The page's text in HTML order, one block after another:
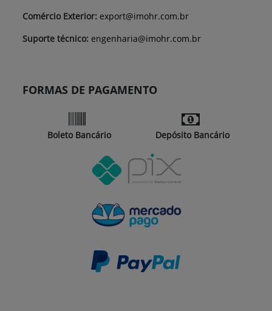
Comércio Exterior: export@imohr.com.br
Suporte técnico: engenharia@imohr.com.br
FORMAS DE PAGAMENTO
Boleto Bancário Depósito Bancário